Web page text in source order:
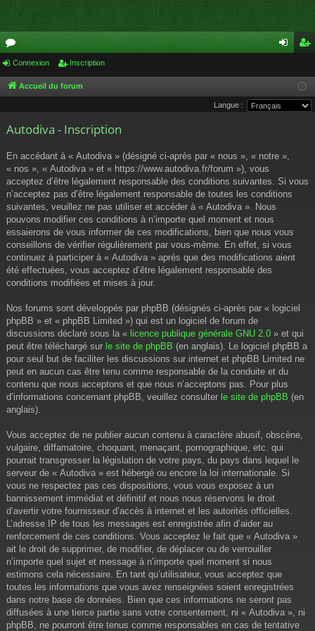
or
u
s
cri
pti
Connexion Inscription
Accueil du forum
Langue :
Autodiva - Inscription
En accédant à « Autodiva » (désigné ci-après par « nous », « notre »,
« nos », « Autodiva » et « https://www.autodiva.fr/forum »), vous
acceptez d’être légalement responsable des conditions suivantes. Si vous
n’acceptez pas d’être légalement responsable de toutes les conditions
suivantes, veuillez ne pas utiliser et accéder à « Autodiva ». Nous
pouvons modifier ces conditions à n’importe quel moment et nous
essaierons de vous informer de ces modifications, bien que nous vous
conseillons de vérifier régulièrement par vous-même. En effet, si vous
continuez à participer à « Autodiva » après que des modifications aient
été effectuées, vous acceptez d’être légalement responsable des
conditions modifiées et mises à jour.
Nos forums sont développés par phpBB (désignés ci-après par « logiciel
phpBB » et « phpBB Limited ») qui est un logiciel de forum de
discussions déclaré sous la « licence publique générale GNU 2.0 » et qui
peut être téléchargé sur le site de phpBB (en anglais). Le logiciel phpBB a
pour seul but de faciliter les discussions sur internet et phpBB Limited ne
peut en aucun cas être tenu comme responsable de la conduite et du
contenu que nous acceptons et que nous n’acceptons pas. Pour plus
d’informations concernant phpBB, veuillez consulter le site de phpBB (en
anglais).
Vous acceptez de ne publier aucun contenu à caractère abusif, obscène,
vulgaire, diffamatoire, choquant, menaçant, pornographique, etc. qui
pourrait transgresser la législation de votre pays, du pays dans lequel le
serveur de « Autodiva » est hébergé ou encore la loi internationale. Si
vous ne respectez pas ces dispositions, vous vous exposez à un
bannissement immédiat et définitif et nous nous réservons le droit
d’avertir votre fournisseur d’accès à internet et les autorités officielles.
L’adresse IP de tous les messages est enregistrée afin d’aider au
renforcement de ces conditions. Vous acceptez le fait que « Autodiva »
ait le droit de supprimer, de modifier, de déplacer ou de verrouiller
n’importe quel sujet et message à n’importe quel moment si nous
estimons cela nécessaire. En tant qu’utilisateur, vous acceptez que
toutes les informations que vous avez renseignées soient enregistrées
dans notre base de données. Bien que ces informations ne seront pas
diffusées à une tierce partie sans votre consentement, ni « Autodiva », ni
phpBB, ne pourront être tenus comme responsables en cas de tentative